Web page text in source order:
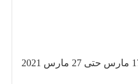
عروض نورى السعودية اليوم 17 مارس حتى 27 مارس 2021